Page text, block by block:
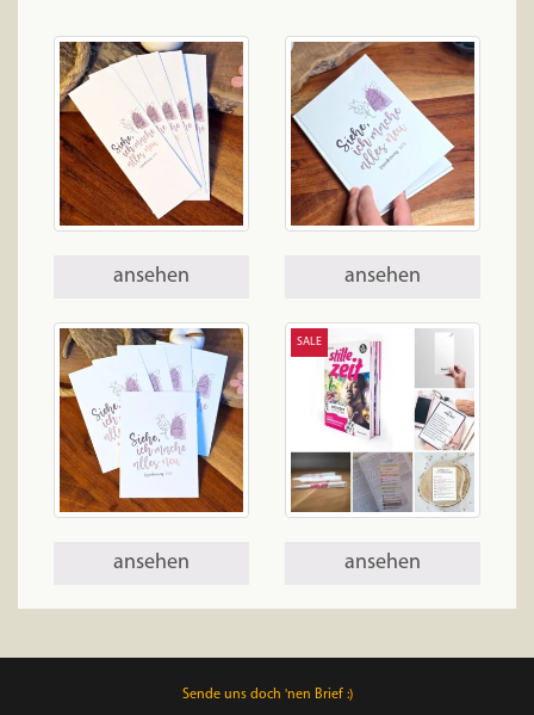
ansehen ansehen
ansehen
SALE
ansehen
Sende uns doch 'nen Brief :)